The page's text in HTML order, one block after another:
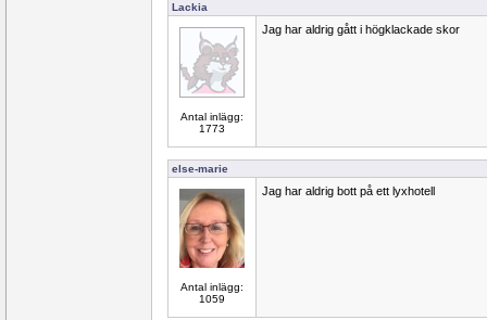
Lackia
Antal inlägg:
1773
Jag har aldrig gått i högklackade skor
else-marie
Antal inlägg:
1059
Jag har aldrig bott på ett lyxhotell